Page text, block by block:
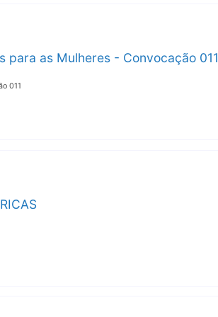
para as Mulheres - Convocação 011
011